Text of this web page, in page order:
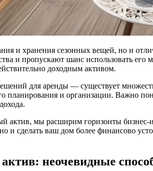
и хранения сезонных вещей, но и
и пропускают шанс использовать
доходным активом.
для аренды — существует
планирования и организации. Важно
актив, мы расширим горизонты
и сделать ваш дом более финансово
неочевидные